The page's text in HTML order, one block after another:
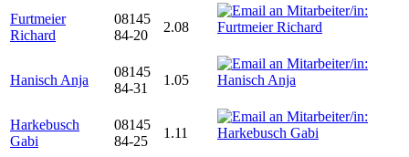
Furtmeier
Richard
08145
84-20
2.08
Hanisch Anja
08145
84-31
1.05
Harkebusch
Gabi
08145
84-25
1.11